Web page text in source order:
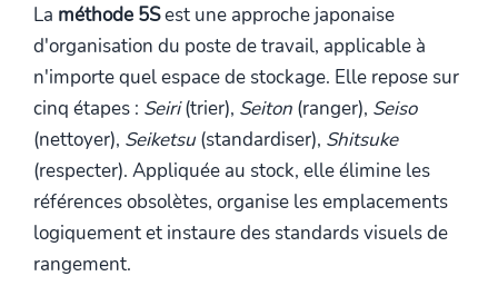
La méthode 5Sest une approche japonaise
d'organisation du poste de travail, applicable à
n'importe quel espace de stockage. Elle repose sur
cinq étapes : Seiri(trier), Seiton (ranger), Seiso
(nettoyer), Seiketsu(standardiser), Shitsuke
(respecter). Appliquée au stock, elle élimine les
références obsolètes, organise les emplacements
logiquement et instaure des standards visuels de
rangement.